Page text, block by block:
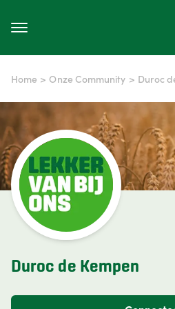
Home > Onze Community > Duroc
Duroc de Kempen